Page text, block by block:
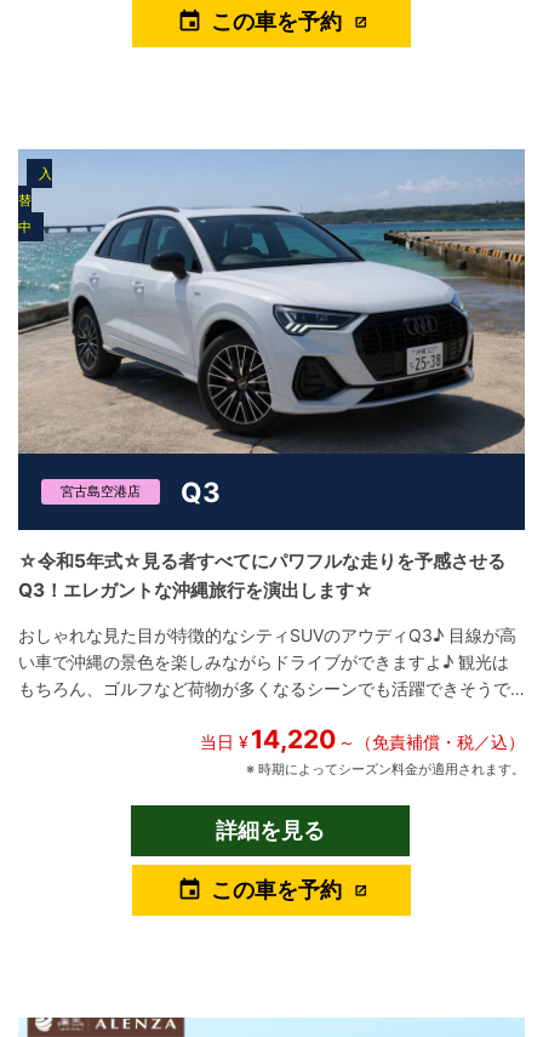
い。 グレカーレの紹介ブログはこちら
event この車を予約
入
替
中
宮古島空港店 Q3
☆令和5年式☆見る者すべてにパワフルな走りを予感させる
Q3！エレガントな沖縄旅行を演出します☆
おしゃれな見た目が特徴的なシティSUVのアウディQ3♪ 目線が高
い車で沖縄の景色を楽しみながらドライブができますよ♪ 観光は
もちろん、ゴルフなど荷物が多くなるシーンでも活躍できそうで
当日 ¥14,220 ～（免責補償・税／込）
※ 時期によってシーズン料金が適用されます。
詳細を見る
event この車を予約